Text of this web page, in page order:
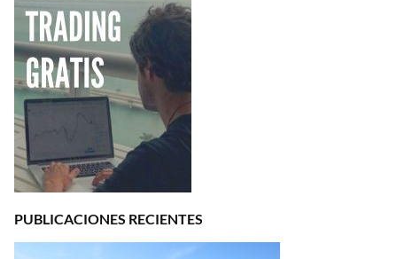
PUBLICACIONES RECIENTES